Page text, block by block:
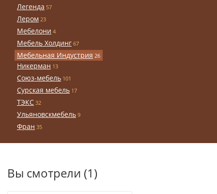
Легенда 57
Лером 23
Мебелони 4
Мебель Холдинг 67
Мебельная Индустрия 26
Никерман 13
Союз-мебель 101
Сурская мебель 17
ТЭКС 32
Ульяновскмебель 9
Фран 35
Вы смотрели (1)